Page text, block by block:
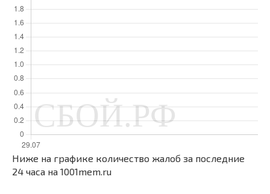
Ниже на графике количество жалоб за последние
24 часа на 1001mem.ru